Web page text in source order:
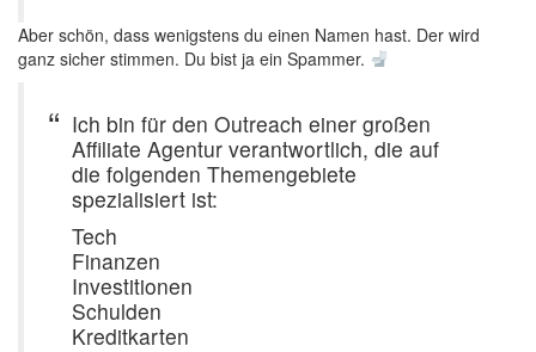
Aber schön, dass wenigstens du einen Namen hast. Der wird
ganz sicher stimmen. Du bist ja ein Spammer.
Ich bin für den Outreach einer großen
Affiliate Agentur verantwortlich, die auf
die folgenden Themengebiete
spezialisiert ist:
Tech
Finanzen
Investitionen
Schulden
Kreditkarten